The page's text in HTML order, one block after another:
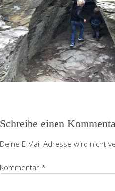
Schreibe einen
Deine E-Mail-Adresse wird nicht
Kommentar *